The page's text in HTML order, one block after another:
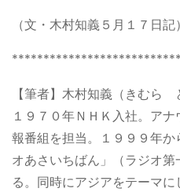
（文・木村知義５月１７日記）
【筆者】木村知義（きむら
１９７０年ＮＨＫ入社。ア
報番組を担当。１９９９年
オあさいちばん」（ラジオ
る。同時にアジアをテーマ